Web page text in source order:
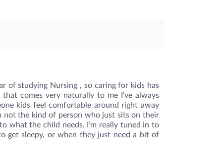
of studying Nursing , so caring for kids has
comes very naturally to me I’ve always
kids feel comfortable around right away
not the kind of person who just sits on their
what the child needs. I’m really tuned in to
get sleepy, or when they just need a bit of